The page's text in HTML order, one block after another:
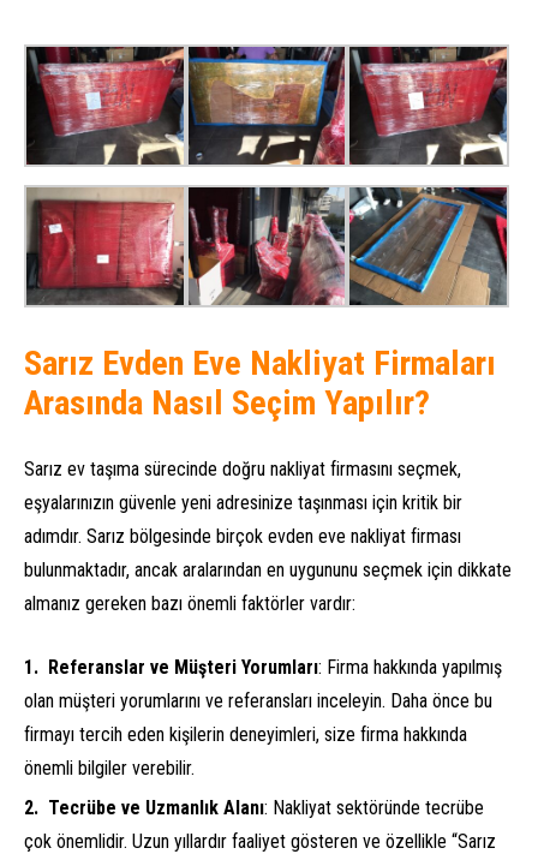
Sarız Evden Eve Nakliyat Firmaları
Arasında Nasıl Seçim Yapılır?
Sarız ev taşıma sürecinde doğru nakliyat firmasını seçmek,
eşyalarınızın güvenle yeni adresinize taşınması için kritik bir
adımdır. Sarız bölgesinde birçok evden eve nakliyat firması
bulunmaktadır, ancak aralarından en uygununu seçmek için dikkate
almanız gereken bazı önemli faktörler vardır:
Referanslar ve Müşteri Yorumları: Firma hakkında yapılmış
olan müşteri yorumlarını ve referansları inceleyin. Daha önce bu
firmayı tercih eden kişilerin deneyimleri, size firma hakkında
önemli bilgiler verebilir.
Tecrübe ve Uzmanlık Alanı: Nakliyat sektöründe tecrübe
çok önemlidir. Uzun yıllardır faaliyet gösteren ve özellikle “Sarız